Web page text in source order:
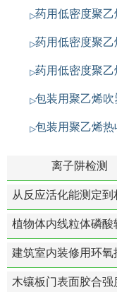
药用低密度聚乙
药用低密度聚乙
药用低密度聚乙
包装用聚乙烯吹
包装用聚乙烯
离子阱检测
从反应活化能测定到
化寿命预测的经典
植物体内线粒体磷酸
白活性检测
建筑室内装修用环氧
苯含量检测
木镶板门表面胶合强